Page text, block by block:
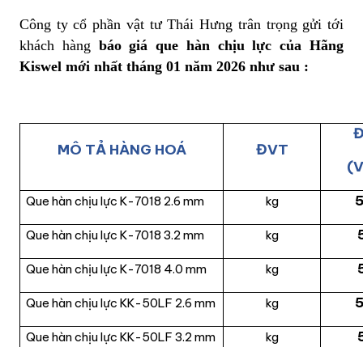
Công ty cổ phần vật tư Thái Hưng trân trọng gửi tới
khách hàng báo giá que hàn chịu lực của Hãng
Kiswel mới nhất tháng 01 năm 2026 như sau :
MÔ TẢ HÀNG HOÁ ĐVT
Que hàn chịu lực K-7018 2.6 mm kg
Que hàn chịu lực K-7018 3.2 mm kg
Que hàn chịu lực K-7018 4.0 mm kg
Que hàn chịu lực KK-50LF 2.6 mm kg
Que hàn chịu lực KK-50LF 3.2 mm kg